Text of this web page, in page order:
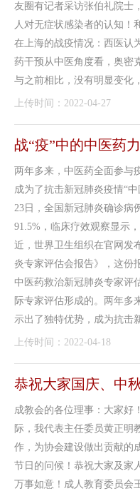
友圈有记者采访张伯礼院士
人对无症状感染者的认知！
在上海的战疫情况：西医认
药干预从中医角度看，奥密
与之前相比，没有明显变化
上传时间：2022-04-27
战“疫”中的中医药
两年多来，中医药全面参与
成为了抗击新冠肺炎疫情“
23日，全国新冠肺炎确诊病
91.5%，临床疗效观察显示
近，世界卫生组织在官网发
炎专家评估会报告》，这份
中医药救治新冠肺炎专家评
际专家评估形成的。两年多
示出了独特优势，成为抗击
上传时间：2022-04-18
恭祝大家国庆、中
成教会的各位理事：大家好
际，我代表主任委员黄正明
作，为协会建设做出贡献的
节日的问候！恭祝大家及家
万事如意！成人教育委员会